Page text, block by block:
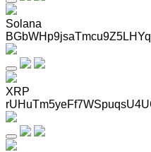
Solana
XRP